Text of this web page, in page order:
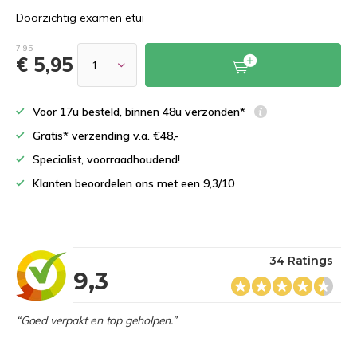
Doorzichtig examen etui
7,95
€ 5,95
Voor 17u besteld, binnen 48u verzonden*
Gratis* verzending v.a. €48,-
Specialist, voorraadhoudend!
Klanten beoordelen ons met een 9,3/10
9,3
34 Ratings
“Goed verpakt en top geholpen.”